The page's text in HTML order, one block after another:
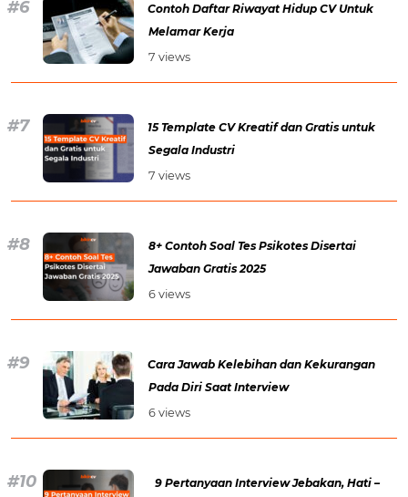
Contoh Daftar Riwayat Hidup CV Untuk
Melamar Kerja
7 views
15 Template CV Kreatif dan Gratis untuk
Segala Industri
7 views
8+ Contoh Soal Tes Psikotes Disertai
Jawaban Gratis 2025
6 views
Cara Jawab Kelebihan dan Kekurangan
Pada Diri Saat Interview
6 views
9 Pertanyaan Interview Jebakan, Hati –